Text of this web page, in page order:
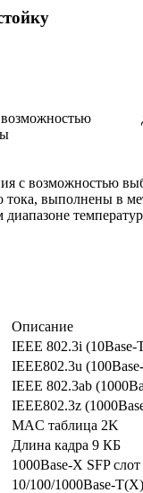
с возможностью
тока, выполнены в
диапазоне
Описание
IEEE 802.3i (10Base-
IEEE802.3u
IEEE 802.3ab
IEEE802.3z
MAC таблица 2K
Длина кадра 9 КБ
1000Base-X SFP слот
10/100/1000Base-